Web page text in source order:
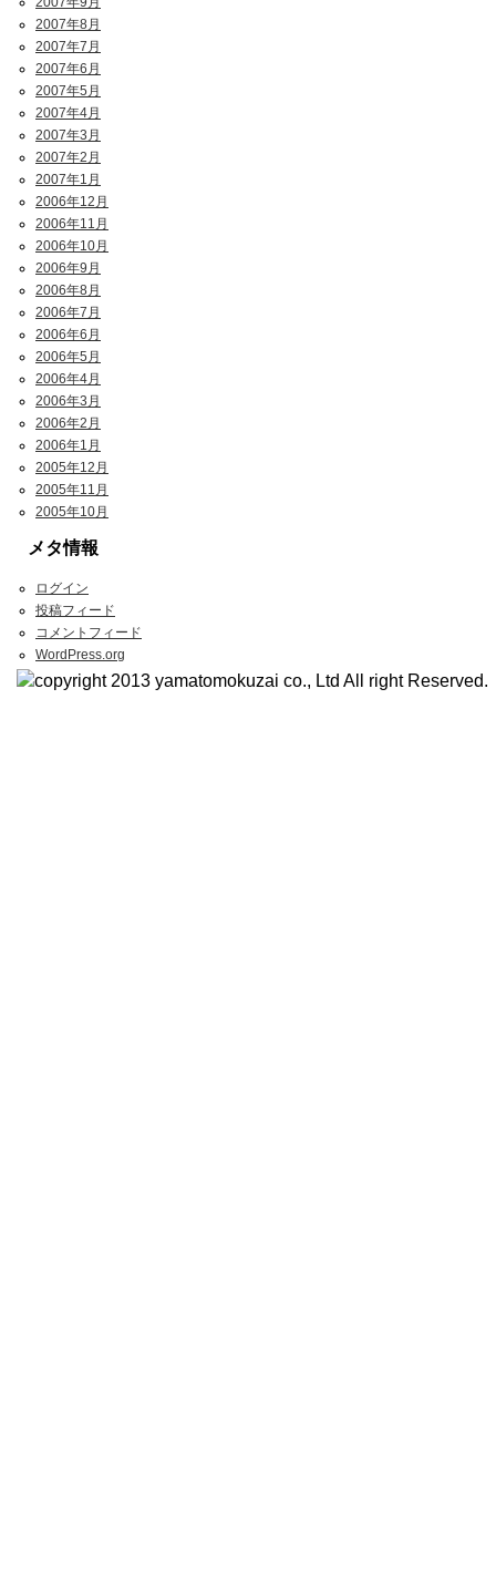
2007年8月
2007年7月
2007年6月
2007年5月
2007年4月
2007年3月
2007年2月
2007年1月
2006年12月
2006年11月
2006年10月
2006年9月
2006年8月
2006年7月
2006年6月
2006年5月
2006年4月
2006年3月
2006年2月
2006年1月
2005年12月
2005年11月
2005年10月
メタ情報
ログイン
投稿フィード
コメントフィード
WordPress.org